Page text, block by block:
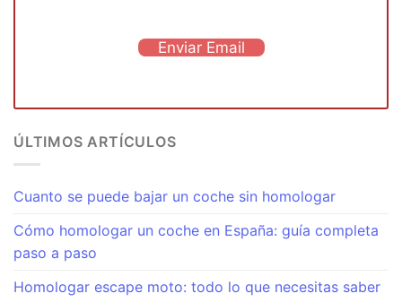
Enviar Email
ÚLTIMOS ARTÍCULOS
Cuanto se puede bajar un coche sin homologar
Cómo homologar un coche en España: guía completa
paso a paso
Homologar escape moto: todo lo que necesitas saber